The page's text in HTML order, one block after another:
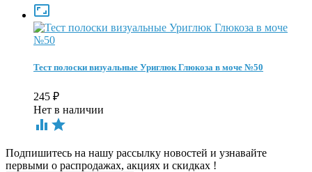

Тест полоски визуальные Уриглюк Глюкоза в моче №50
245 ₽
Нет в наличии
 
Подпишитесь на нашу рассылку новостей и узнавайте
первыми о распродажах, акциях и скидках !